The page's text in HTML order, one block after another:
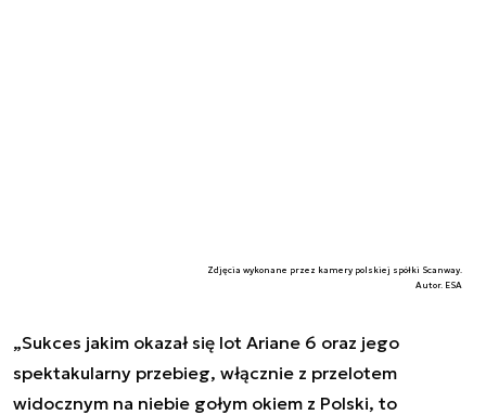
Zdjęcia wykonane przez kamery polskiej spółki Scanway.
Autor. ESA
„Sukces jakim okazał się lot Ariane 6 oraz jego
spektakularny przebieg, włącznie z przelotem
widocznym na niebie gołym okiem z Polski, to